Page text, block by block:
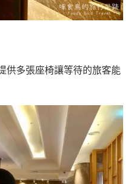
供多張座椅讓等待的旅客能